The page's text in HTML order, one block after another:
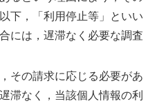
下，「利用停止等」といい
には，遅滞なく必要な調査
その請求に応じる必要があ
滞なく，当該個人情報の利